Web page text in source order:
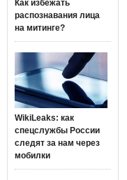
Как избежать
распознавания лица
на митинге?
WikiLeaks: как
спецслужбы России
следят за нам через
мобилки